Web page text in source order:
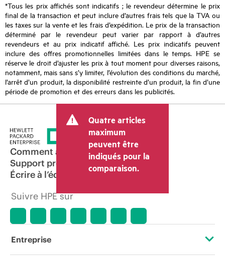
*Tous les prix affichés sont indicatifs ; le revendeur détermine le prix
final de la transaction et peut inclure d’autres frais tels que la TVA ou
les taxes sur la vente et les frais d’expédition. Le prix de la transaction
déterminé par le revendeur peut varier par rapport à d’autres
revendeurs et au prix indicatif affiché. Les prix indicatifs peuvent
inclure des offres promotionnelles limitées dans le temps. HPE se
réserve le droit d’ajuster les prix à tout moment pour diverses raisons,
notamment, mais sans s’y limiter, l’évolution des conditions du marché,
l’arrêt d’un produit, la disponibilité restreinte d’un produit, la fin d’une
période de promotion et des erreurs dans les publicités.
Quatre articles
maximum
peuvent être
indiqués pour la
comparaison.
Comment acheter
Support produit
Écrire à l’équipe commerciale
Suivre HPE sur
Entreprise